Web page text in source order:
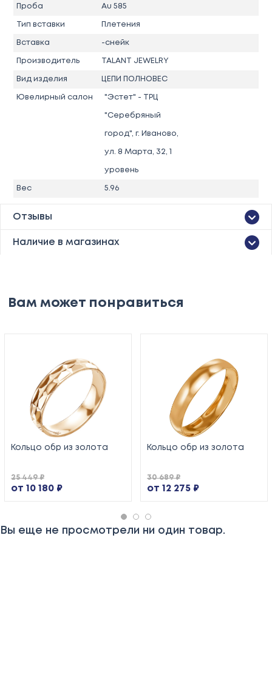
Проба Au 585
Тип вставки Плетения
Вставка -снейк
Производитель TALANT JEWELRY
Вид изделия ЦЕПИ ПОЛНОВЕС
Ювелирный салон "Эстет" - ТРЦ
"Серебряный
город", г. Иваново,
ул. 8 Марта, 32, 1
уровень
Вес 5.96
Отзывы
Наличие в магазинах
Вам может понравиться
Кольцо обр из золота
от 10 180 ₽
25 449 ₽
Кольцо обр из золота
от 12 275 ₽
30 689 ₽
Вы еще не просмотрели ни один товар.